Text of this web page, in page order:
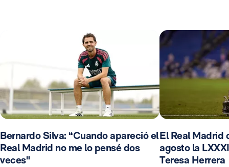
Bernardo Silva: “Cuando apareció el
Real Madrid no me lo pensé dos
veces"
El Real Madrid
agosto la
Teresa Herrera